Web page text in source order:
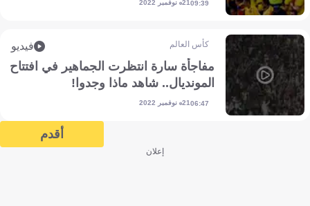
09:3921 نوفمبر 2022
كأس العالم فيديو
مفاجأة سارة انتظرت الجماهير في افتتاح
المونديال.. شاهد ماذا وجدوا!
06:4721 نوفمبر 2022
أقدم
إعلان